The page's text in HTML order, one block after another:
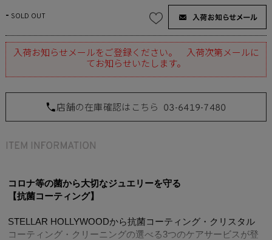
- SOLD OUT
入荷お知らせメールをご登録ください。 入荷次第メールに
てお知らせいたします。
店舗の在庫確認はこちら 03-6419-7480
コロナ等の菌から大切なジュエリーを守る
【抗菌コーティング】
STELLAR HOLLYWOODから抗菌コーティング・クリスタル
コーティング・クリーニングの選べる3つのケアサービスが登